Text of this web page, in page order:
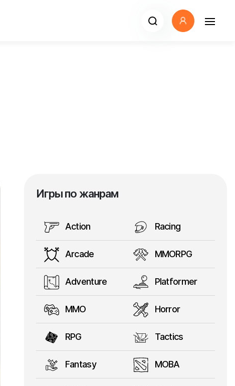
Игры по жанрам
Action
Arcade
Adventure
MMO
RPG
Fantasy
Racing
MMORPG
Platformer
Horror
Tactics
MOBA